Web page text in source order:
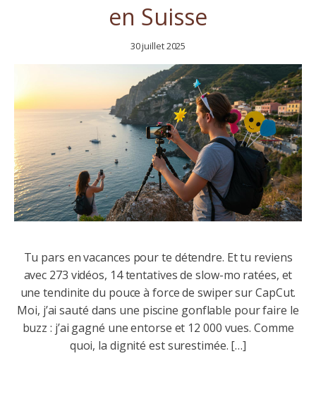
en Suisse
30 juillet 2025
Tu pars en vacances pour te détendre. Et tu reviens
avec 273 vidéos, 14 tentatives de slow-mo ratées, et
une tendinite du pouce à force de swiper sur CapCut.
Moi, j’ai sauté dans une piscine gonflable pour faire le
buzz : j’ai gagné une entorse et 12 000 vues. Comme
quoi, la dignité est surestimée. […]